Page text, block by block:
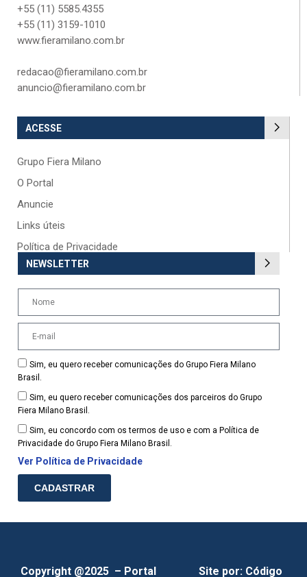
+55 (11) 5585.4355
+55 (11) 3159-1010
www.fieramilano.com.br
redacao@fieramilano.com.br
anuncio@fieramilano.com.br
ACESSE
Grupo Fiera Milano
O Portal
Anuncie
Links úteis
Política de Privacidade
NEWSLETTER
Sim, eu quero receber comunicações do Grupo Fiera Milano
Brasil.
Sim, eu quero receber comunicações dos parceiros do Grupo
Fiera Milano Brasil.
Sim, eu concordo com os termos de uso e com a Política de
Privacidade do Grupo Fiera Milano Brasil.
Ver Política de Privacidade
CADASTRAR
Copyright @2025 – Portal Site por: Código